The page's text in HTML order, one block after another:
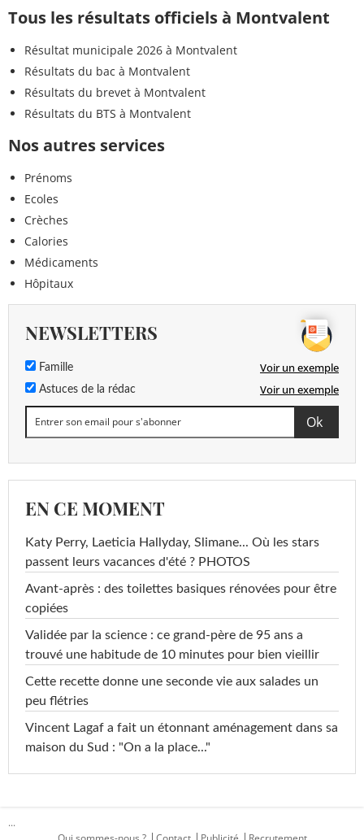
Tous les résultats officiels à Montvalent
Résultat municipale 2026 à Montvalent
Résultats du bac à Montvalent
Résultats du brevet à Montvalent
Résultats du BTS à Montvalent
Nos autres services
Prénoms
Ecoles
Crèches
Calories
Médicaments
Hôpitaux
NEWSLETTERS
Famille Voir un exemple
Astuces de la rédac Voir un exemple
EN CE MOMENT
Katy Perry, Laeticia Hallyday, Slimane... Où les stars
passent leurs vacances d'été ? PHOTOS
Avant-après : des toilettes basiques rénovées pour être
copiées
Validée par la science : ce grand-père de 95 ans a
trouvé une habitude de 10 minutes pour bien vieillir
Cette recette donne une seconde vie aux salades un
peu flétries
Vincent Lagaf a fait un étonnant aménagement dans sa
maison du Sud : "On a la place..."
...